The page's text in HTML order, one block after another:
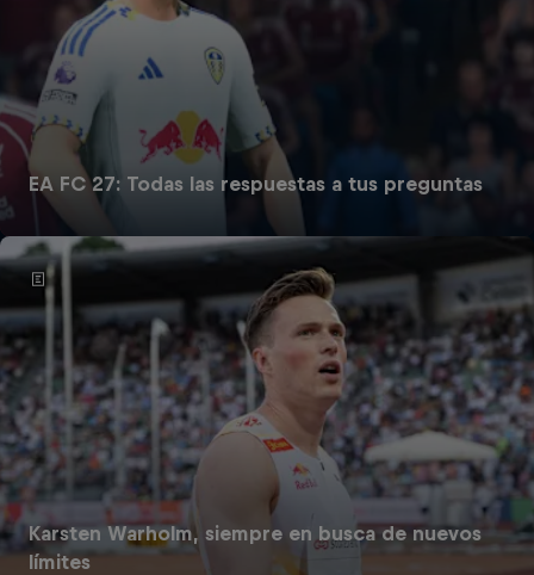
EA FC 27: Todas las respuestas a tus preguntas
Karsten Warholm, siempre en busca de nuevos
límites